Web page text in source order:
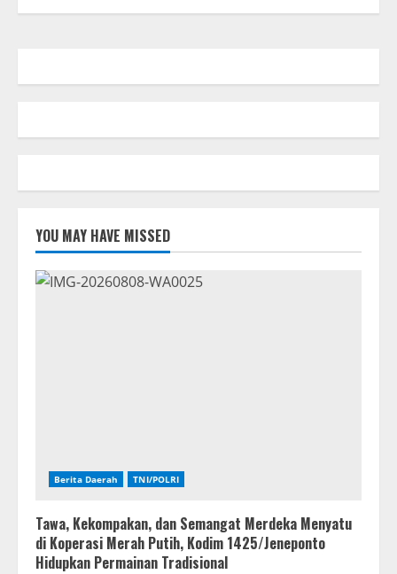
YOU MAY HAVE MISSED
Berita Daerah TNI/POLRI
Tawa, Kekompakan, dan Semangat Merdeka Menyatu
di Koperasi Merah Putih, Kodim 1425/Jeneponto
Hidupkan Permainan Tradisional